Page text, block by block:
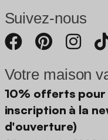
Suivez-nous
Votre maison
10% offerts
inscription à la
d'ouverture)